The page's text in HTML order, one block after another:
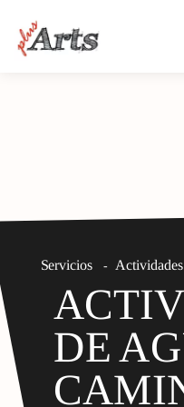
Servicios -
DE